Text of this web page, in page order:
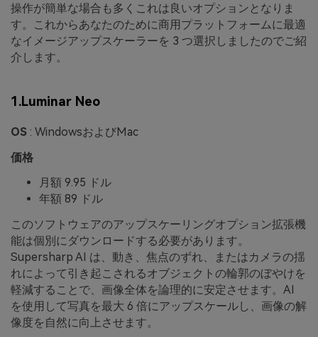
操作が簡単な場合も多くこれは良いオプションとなりま
す。これからあなたのために商用プラットフォームに最適
なイメージアップスケーラーを 3 つ選択しましたのでご紹
介します。
1.Luminar Neo
OS : WindowsおよびMac
価格
月額 9.95 ドル
年額 89 ドル
このソフトウェアのアップスケーリングオプション拡張機
能は個別にダウンロードする必要があります。
Supersharp AI は、動き、焦点のずれ、またはカメラの揺
れによって引き起こされるオブジェクトの輪郭のぼやけを
軽減することで、画像全体を論理的に安定させます。AI
を使用して写真を最大 6 倍にアップスケールし、画像の解
像度を自然に向上させます。